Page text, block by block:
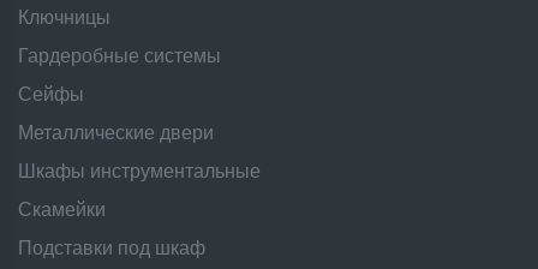
Ключницы
Гардеробные системы
Сейфы
Металлические двери
Шкафы инструментальные
Скамейки
Подставки под шкаф